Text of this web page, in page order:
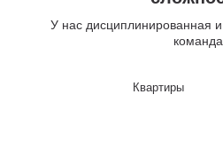
У нас дисциплинированная
команда
Квартиры